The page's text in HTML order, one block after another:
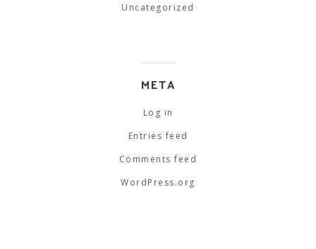
Uncategorized
META
Log in
Entries feed
Comments feed
WordPress.org